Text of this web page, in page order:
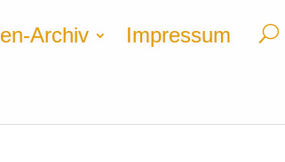
Archiv Impressum